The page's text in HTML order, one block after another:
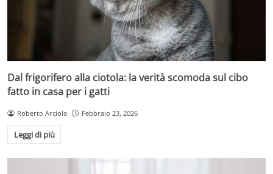
Dal frigorifero alla ciotola: la verità scomoda sul cibo
fatto in casa per i gatti
Roberto Arciola Febbraio 23, 2026
Leggi di più